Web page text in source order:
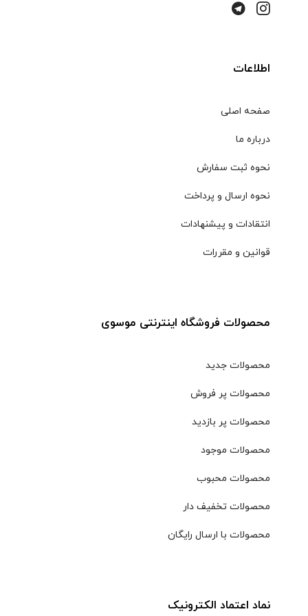
اطلاعات
صفحه اصلی
درباره ما
نحوه ثبت سفارش
نحوه ارسال و پرداخت
انتقادات و پیشنهادات
قوانین و مقررات
محصولات فروشگاه اینترنتی موسوی
محصولات جدید
محصولات پر فروش
محصولات پر بازدید
محصولات موجود
محصولات محبوب
محصولات تخفیف دار
محصولات با ارسال رایگان
نماد اعتماد الکترونیک